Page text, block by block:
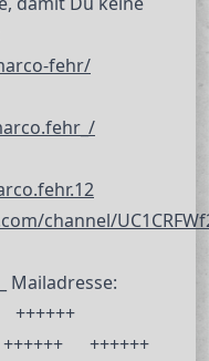
fehr/
channel/
Mailadresse:
++++++
++++++